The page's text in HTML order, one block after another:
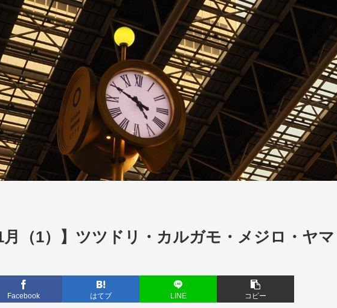
月（1）】ツツドリ・カルガモ・メジロ・ヤマ
Facebook はてブ LINE コピー